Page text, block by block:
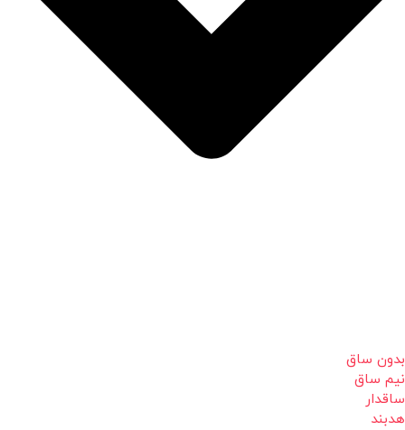
بدون ساق
نیم ساق
ساقدار
هدبند